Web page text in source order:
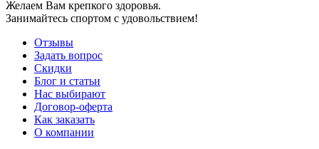
Желаем Вам крепкого здоровья.
Занимайтесь спортом с удовольствием!
Отзывы
Задать вопрос
Скидки
Блог и статьи
Нас выбирают
Договор-оферта
Как заказать
О компании